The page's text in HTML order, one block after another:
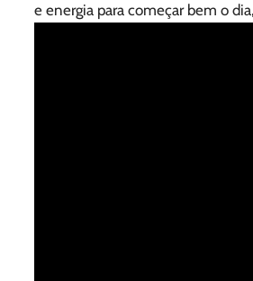
e energia para começar bem o